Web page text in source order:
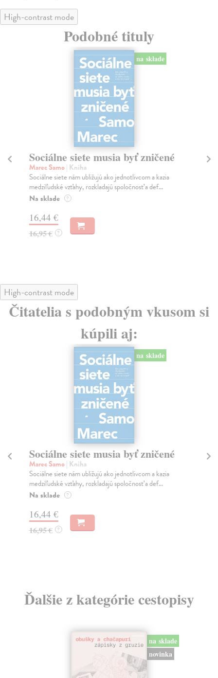
High-contrast mode
Podobné tituly
na sklade
Sociálne siete musia byť zničené
Marec Samo| Kniha
Sociálne siete nám ubližujú ako jednotlivcom a kazia
medziľudské vzťahy, rozkladajú spoločnosť a def...
Na sklade ?
16,44 €
16,95 € ?
High-contrast mode
Čitatelia s podobným vkusom si
kúpili aj:
na sklade
Sociálne siete musia byť zničené
Marec Samo| Kniha
Sociálne siete nám ubližujú ako jednotlivcom a kazia
medziľudské vzťahy, rozkladajú spoločnosť a def...
Na sklade ?
16,44 €
16,95 € ?
Ďalšie z kategórie cestopisy
na sklade
novinka